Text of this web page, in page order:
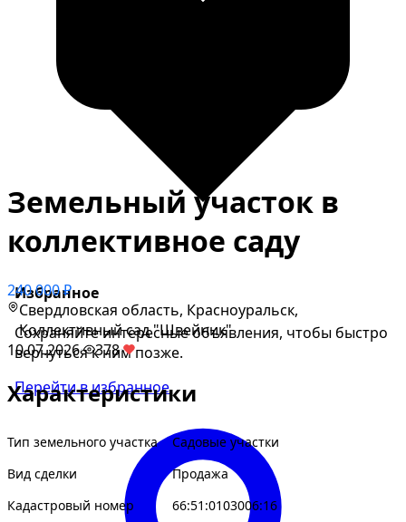
Избранное
Сохраняйте интересные объявления, чтобы быстро
вернуться к ним позже.
Перейти в избранное
Земельный участок в
коллективное саду
240 000 ₽
Свердловская область, Красноуральск,
Коллективный сад "Швейник"
10.07.2026· 378·
Характеристики
Тип земельного участка
Садовые участки
Вид сделки
Продажа
Кадастровый номер
66:51:0103006:16